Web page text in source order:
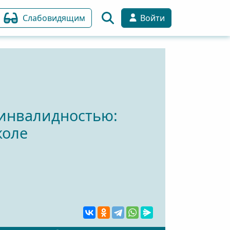
Слабовидящим Войти